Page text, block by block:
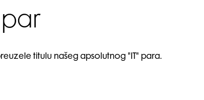
par
titulu našeg apsolutnog "IT" para.